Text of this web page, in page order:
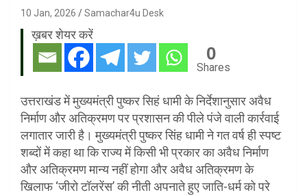
10 Jan, 2026 Samachar4u Desk
ख़बर शेयर करें
0
Shares
उत्तराखंड में मुख्यमंत्री पुष्कर सिहं धामी के निर्देशानुसार अवैध
निर्माण और अतिक्रमण पर प्रशासन की पीले पंजे वाली कार्रवाई
लगातार जारी है। मुख्यमंत्री पुष्कर सिंह धामी ने गत वर्ष ही स्पष्ट
शब्दों में कहा था कि राज्य में किसी भी प्रकार का अवैध निर्माण
और अतिक्रमण मान्य नहीं होगा और अवैध अतिक्रमण के
खिलाफ ‘जीरो टॉलरेंस’ की नीती अपनाते हुए जाति-धर्म को परे